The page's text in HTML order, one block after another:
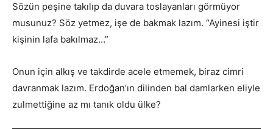
Sözün peşine takılıp da duvara toslayanları görmüyor
musunuz? Söz yetmez, işe de bakmak lazım. “Ayinesi iştir
kişinin lafa bakılmaz…”
Onun için alkış ve takdirde acele etmemek, biraz cimri
davranmak lazım. Erdoğan’ın dilinden bal damlarken eliyle
zulmettiğine az mı tanık oldu ülke?